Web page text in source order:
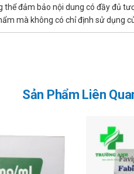
ngày.
nhân suy gan nhẹ.
nhân cao tuổi.
không được vượt quá 1 viên
đảm bảo nội dung có đầy đủ
mà không có chỉ định sử dụng
Sản Phẩm Liên